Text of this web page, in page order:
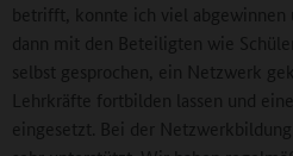
betrifft, konnte ich viel
dann mit den Beteiligten wie
selbst gesprochen, ein Netzwerk
Lehrkräfte fortbilden lassen und
eingesetzt. Bei der